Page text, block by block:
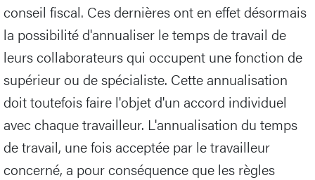
conseil fiscal. Ces dernières ont en effet désormais
la possibilité d'annualiser le temps de travail de
leurs collaborateurs qui occupent une fonction de
supérieur ou de spécialiste. Cette annualisation
doit toutefois faire l'objet d'un accord individuel
avec chaque travailleur. L'annualisation du temps
de travail, une fois acceptée par le travailleur
concerné, a pour conséquence que les règles